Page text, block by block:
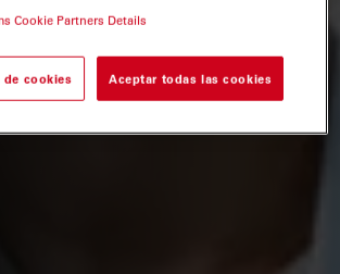
Cookie Partners Details
cookies Aceptar todas las cookies